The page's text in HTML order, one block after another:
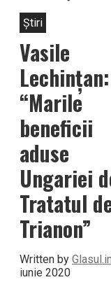
Știri
Vasile
Lechințan:
“Marile
beneficii
aduse
Ungariei
Tratatul
Trianon”
Written by
iunie 2020